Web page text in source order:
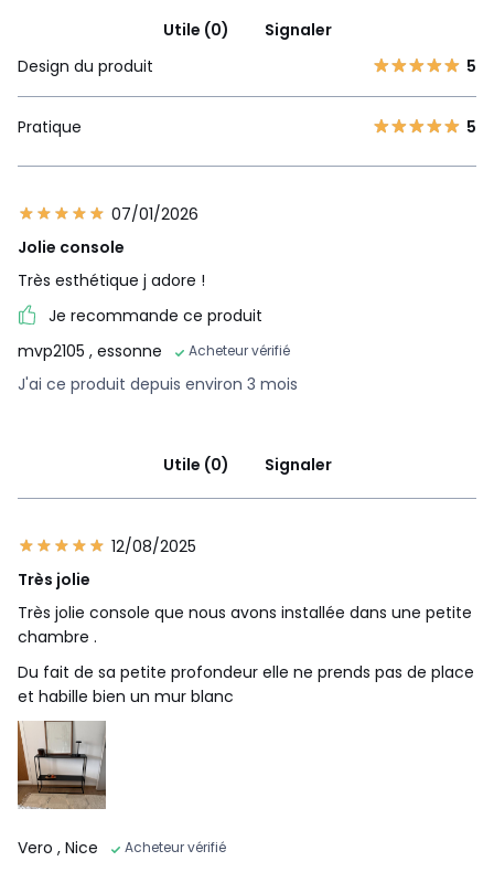
Utile (0)
Signaler
Design du produit
5
Pratique 5
07/01/2026
Jolie console
Très esthétique j adore !
Je recommande ce produit
mvp2105 , essonne Acheteur vérifié
J'ai ce produit depuis environ 3 mois
Utile (0) Signaler
12/08/2025
Très jolie
Très jolie console que nous avons installée dans une petite
chambre .
Du fait de sa petite profondeur elle ne prends pas de place
et habille bien un mur blanc
Vero , Nice Acheteur vérifié